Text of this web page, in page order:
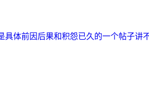
体前因后果和积怨已久的一个帖子